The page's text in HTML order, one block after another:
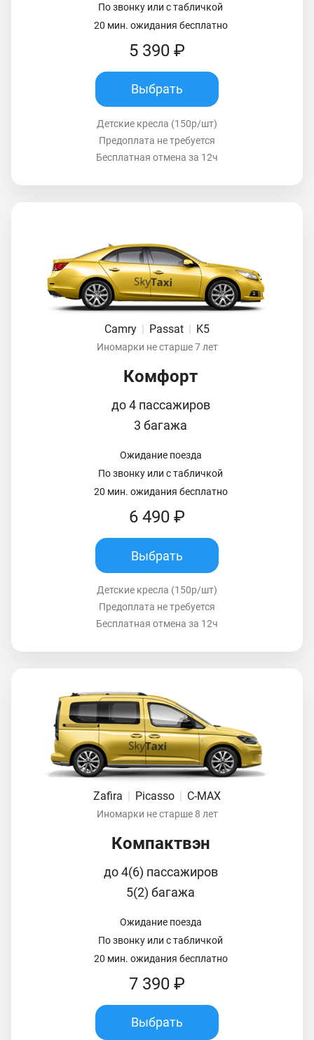
По звонку или с табличкой
20 мин. ожидания бесплатно
5 390 ₽
Выбрать
Детские кресла (150р/шт)
Предоплата не требуется
Бесплатная отмена за 12ч
Camry Passat K5
Иномарки не старше 7 лет
Комфорт
до 4 пассажиров
3 багажа
Ожидание поезда
По звонку или с табличкой
20 мин. ожидания бесплатно
6 490 ₽
Выбрать
Детские кресла (150р/шт)
Предоплата не требуется
Бесплатная отмена за 12ч
Zafira | Picasso | C-MAX
Иномарки не старше 8 лет
Компактвэн
до 4(6) пассажиров
5(2) багажа
Ожидание поезда
По звонку или с табличкой
20 мин. ожидания бесплатно
7 390 ₽
Выбрать